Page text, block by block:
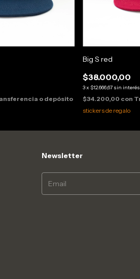
o depósito
Big S red
$38.000,00
3x $12.666,67 sin interés
$34.200,00 con
stickers de regalo
Newsletter